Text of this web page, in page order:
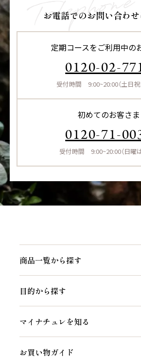
お電話でのお問い合わ
定期コースをご利用中の
0120-02-
受付時間 9:00~20:00（土日祝
初めてのお客さま
0120-71-
受付時間 9:00~20:00（日曜
商品一覧から探す
目的から探す
マイナチュレを知る
お買い物ガイド